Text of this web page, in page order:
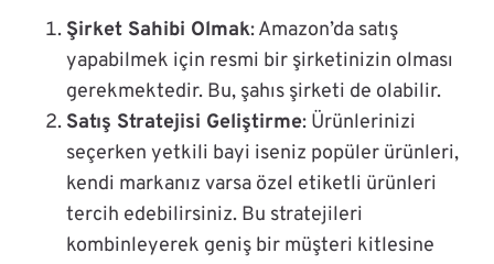
Şirket Sahibi Olmak: Amazon’da satış
yapabilmek için resmi bir şirketinizin olması
gerekmektedir. Bu, şahıs şirketi de olabilir.
Satış Stratejisi Geliştirme: Ürünlerinizi
seçerken yetkili bayi iseniz popüler ürünleri,
kendi markanız varsa özel etiketli ürünleri
tercih edebilirsiniz. Bu stratejileri
kombinleyerek geniş bir müşteri kitlesine